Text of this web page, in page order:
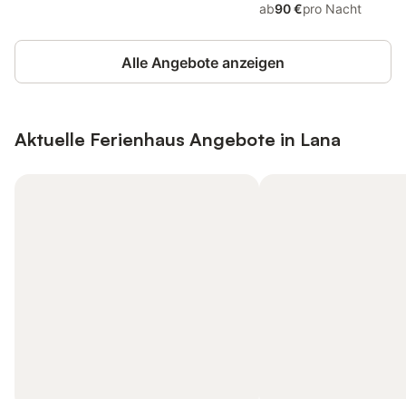
ab90 €pro Nacht
Alle Angebote anzeigen
Aktuelle Ferienhaus Angebote in Lana